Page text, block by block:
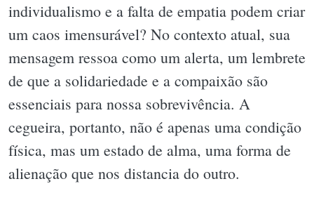
individualismo e a falta de empatia podem criar
um caos imensurável? No contexto atual, sua
mensagem ressoa como um alerta, um lembrete
de que a solidariedade e a compaixão são
essenciais para nossa sobrevivência. A
cegueira, portanto, não é apenas uma condição
física, mas um estado de alma, uma forma de
alienação que nos distancia do outro.